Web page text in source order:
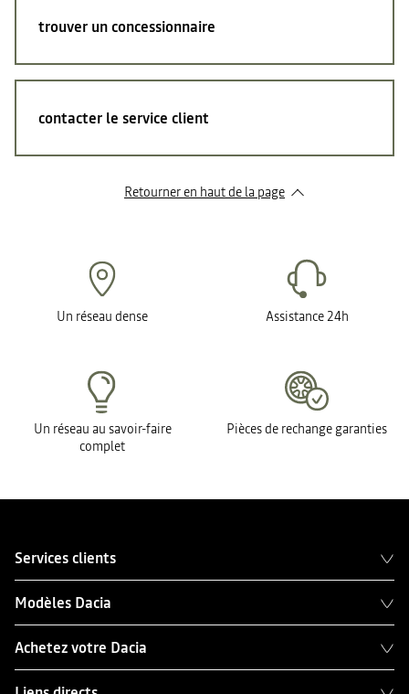
trouver un concessionnaire
contacter le service client
Retourner en haut de la page
Un réseau dense Assistance 24h
Un réseau au savoir-faire
complet
Pièces de rechange garanties
Services clients
Modèles Dacia
Achetez votre Dacia